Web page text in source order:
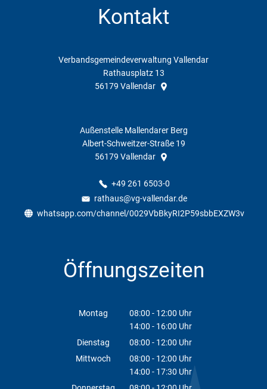
Kontakt
Verbandsgemeindeverwaltung Vallendar
Rathausplatz 13
56179 Vallendar
Außenstelle Mallendarer Berg
Albert-Schweitzer-Straße 19
56179 Vallendar
+49 261 6503-0
rathaus@vg-vallendar.de
whatsapp.com/channel/0029VbBkyRI2P59sbbEXZW3v
Öffnungszeiten
Montag 08:00 - 12:00 Uhr
Von 08:00 bis 12:00 Uhr
14:00 - 16:00 Uhr
Von 14:00 bis 16:00 Uhr
Dienstag 08:00 - 12:00 Uhr
Von 08:00 bis 12:00 Uhr
Mittwoch 08:00 - 12:00 Uhr
Von 08:00 bis 12:00 Uhr
14:00 - 17:30 Uhr
Von 14:00 bis 17:30 Uhr